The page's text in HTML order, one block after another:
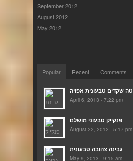
September 2012
August 2012
May 2012
Popular Recent Comments
April 6, 2013 - 7:22 pm
פנקייק טבעוני מושלם
August 22, 2012 - 5:17 pm
גבינה צהובה טבעונית
May 9, 2013 - 9:15 am